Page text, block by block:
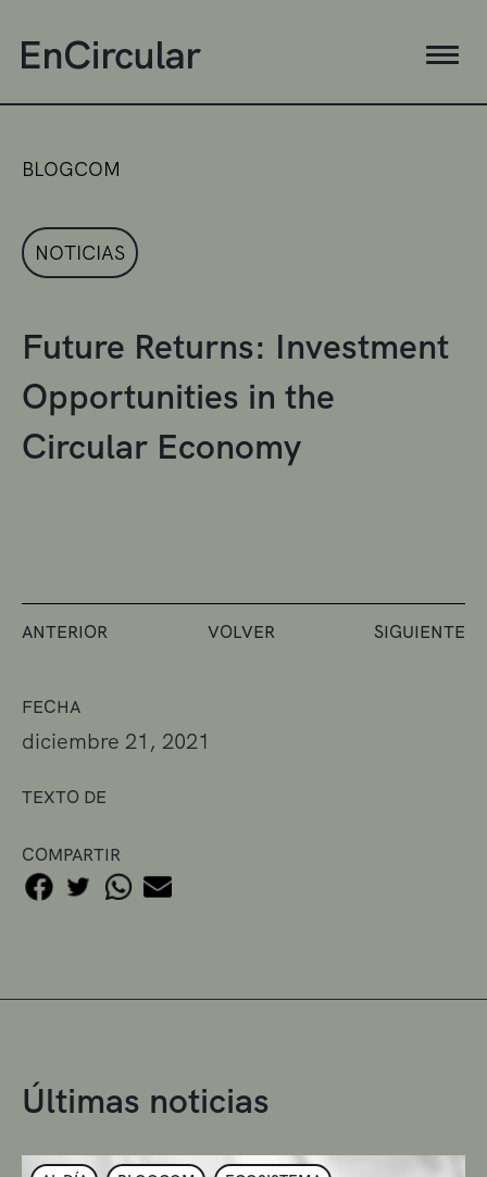
FECHA
diciembre 21, 2021
TEXTO DE
COMPARTIR
BLOGCOM
NOTICIAS
Future Returns: Investment
Opportunities in the
Circular Economy
ANTERIOR VOLVER SIGUIENTE
Últimas noticias